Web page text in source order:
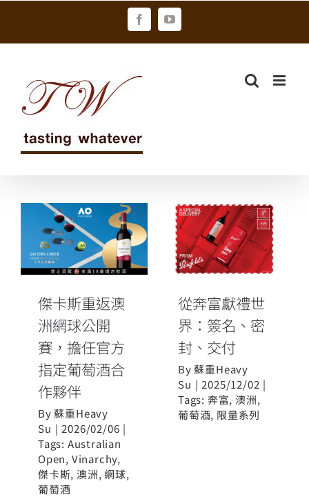
FacebookYouTube
傑卡斯重返澳
洲網球公開
賽，擔任官方
指定葡萄酒合
作夥伴
傑卡斯重返澳
洲網球公開
賽，擔任官方
指定葡萄酒合
作夥伴
By蘇重Heavy
Su | 2026/02/06 |
Tags: Australian
Open, Vinarchy,
傑卡斯,澳洲,網球,
葡萄酒
從奔富獻禮世
界：簽名、密
封、交付
從奔富獻禮世
界：簽名、密
封、交付
By蘇重Heavy
Su | 2025/12/02 |
Tags: 奔富,澳洲,
葡萄酒, 限量系列